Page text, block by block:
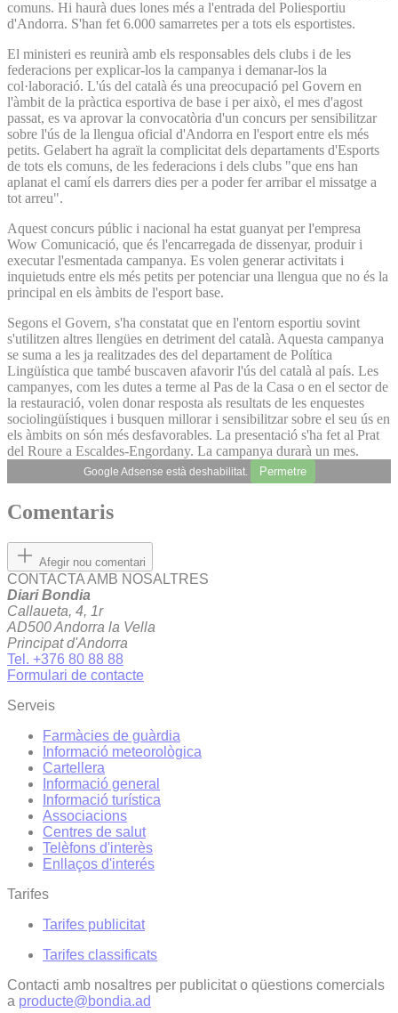
comuns. Hi haurà dues lones més a l'entrada del Poliesportiu
d'Andorra. S'han fet 6.000 samarretes per a tots els esportistes.
El ministeri es reunirà amb els responsables dels clubs i de les
federacions per explicar-los la campanya i demanar-los la
col·laboració. L'ús del català és una preocupació pel Govern en
l'àmbit de la pràctica esportiva de base i per això, el mes d'agost
passat, es va aprovar la convocatòria d'un concurs per sensibilitzar
sobre l'ús de la llengua oficial d'Andorra en l'esport entre els més
petits. Gelabert ha agraït la complicitat dels departaments d'Esports
de tots els comuns, de les federacions i dels clubs "que ens han
aplanat el camí els darrers dies per a poder fer arribar el missatge a
tot arreu".
Aquest concurs públic i nacional ha estat guanyat per l'empresa
Wow Comunicació, que és l'encarregada de dissenyar, produir i
executar l'esmentada campanya. Es volen generar activitats i
inquietuds entre els més petits per potenciar una llengua que no és la
principal en els àmbits de l'esport base.
Segons el Govern, s'ha constatat que en l'entorn esportiu sovint
s'utilitzen altres llengües en detriment del català. Aquesta campanya
se suma a les ja realitzades des del departament de Política
Lingüística que també buscaven afavorir l'ús del català al país. Les
campanyes, com les dutes a terme al Pas de la Casa o en el sector de
la restauració, volen donar resposta als resultats de les enquestes
sociolingüístiques i busquen millorar i sensibilitzar sobre el seu ús en
els àmbits on són més desfavorables. La presentació s'ha fet al Prat
del Roure a Escaldes-Engordany. La campanya durarà un mes.
Google Adsense està deshabilitat. Permetre
Comentaris
Afegir nou comentari
CONTACTA AMB NOSALTRES
Diari Bondia
Callaueta, 4, 1r
AD500 Andorra la Vella
Principat d'Andorra
Tel. +376 80 88 88
Formulari de contacte
Serveis
Farmàcies de guàrdia
Informació meteorològica
Cartellera
Informació general
Informació turística
Associacions
Centres de salut
Telèfons d'interès
Enllaços d'interés
Tarifes
Tarifes publicitat
Tarifes classificats
Contacti amb nosaltres per publicitat o qüestions comercials
a producte@bondia.ad